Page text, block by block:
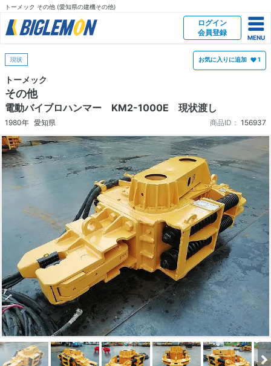
トーメック その他 (愛知県の建機その他)
ログイン
会員登録
現状 お気に入りに追加 1
トーメック
その他
電動バイブロハンマー KM2-1000E 現状渡し
1980年 愛知県 商品ID： 156937